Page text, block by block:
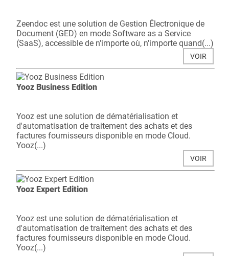
Zeendoc est une solution de Gestion Électronique de
Document (GED) en mode Software as a Service
(SaaS), accessible de n'importe où, n'importe quand(...)
VOIR
Yooz Business Edition
Yooz est une solution de dématérialisation et
d'automatisation de traitement des achats et des
factures fournisseurs disponible en mode Cloud.
Yooz(...)
VOIR
Yooz Expert Edition
Yooz est une solution de dématérialisation et
d'automatisation de traitement des achats et des
factures fournisseurs disponible en mode Cloud.
Yooz(...)